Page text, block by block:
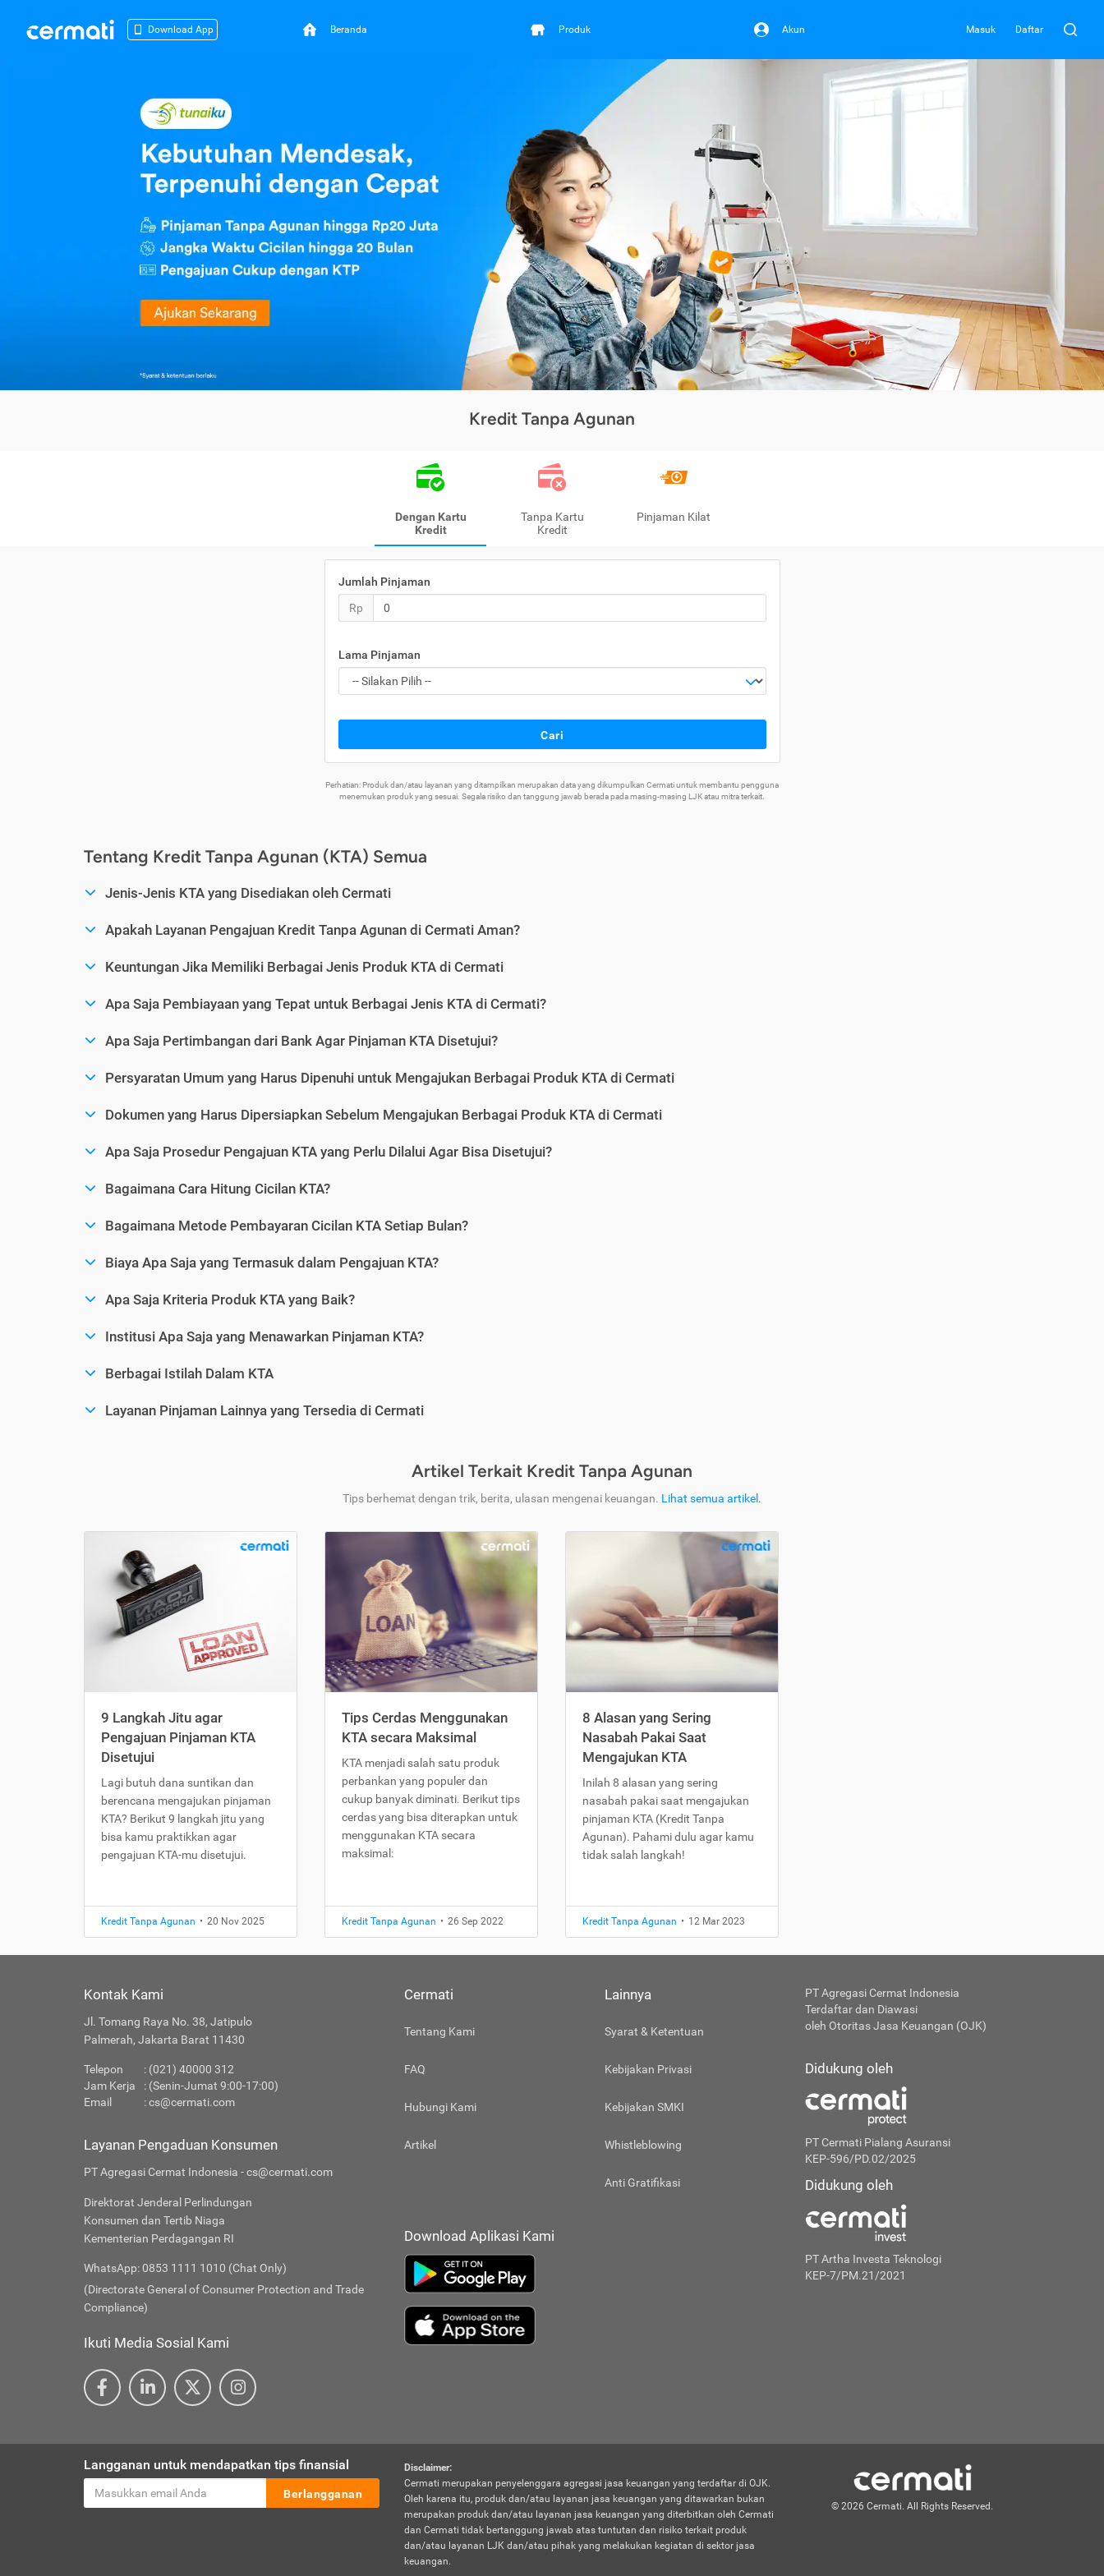
Download App Beranda Produk Akun Masuk Daftar
Kredit Tanpa Agunan
Dengan Kartu
Kredit
Tanpa Kartu
Kredit
Pinjaman Kilat
Jumlah Pinjaman
Rp
Lama Pinjaman
Cari
Perhatian: Produk dan/atau layanan yang ditampilkan merupakan data yang dikumpulkan Cermati untuk membantu pengguna
menemukan produk yang sesuai. Segala risiko dan tanggung jawab berada pada masing-masing LJK atau mitra terkait.
Tentang Kredit Tanpa Agunan (KTA) Semua
Jenis-Jenis KTA yang Disediakan oleh Cermati
Apakah Layanan Pengajuan Kredit Tanpa Agunan di Cermati Aman?
Keuntungan Jika Memiliki Berbagai Jenis Produk KTA di Cermati
Apa Saja Pembiayaan yang Tepat untuk Berbagai Jenis KTA di Cermati?
Apa Saja Pertimbangan dari Bank Agar Pinjaman KTA Disetujui?
Persyaratan Umum yang Harus Dipenuhi untuk Mengajukan Berbagai Produk KTA di Cermati
Dokumen yang Harus Dipersiapkan Sebelum Mengajukan Berbagai Produk KTA di Cermati
Apa Saja Prosedur Pengajuan KTA yang Perlu Dilalui Agar Bisa Disetujui?
Bagaimana Cara Hitung Cicilan KTA?
Bagaimana Metode Pembayaran Cicilan KTA Setiap Bulan?
Biaya Apa Saja yang Termasuk dalam Pengajuan KTA?
Apa Saja Kriteria Produk KTA yang Baik?
Institusi Apa Saja yang Menawarkan Pinjaman KTA?
Berbagai Istilah Dalam KTA
Layanan Pinjaman Lainnya yang Tersedia di Cermati
Artikel Terkait Kredit Tanpa Agunan
Tips berhemat dengan trik, berita, ulasan mengenai keuangan. Lihat semua artikel .
9 Langkah Jitu agar
Pengajuan Pinjaman KTA
Disetujui
Lagi butuh dana suntikan dan
berencana mengajukan pinjaman
KTA? Berikut 9 langkah jitu yang
bisa kamu praktikkan agar
pengajuan KTA-mu disetujui.
Kredit Tanpa Agunan • 20 Nov 2025
Tips Cerdas Menggunakan
KTA secara Maksimal
KTA menjadi salah satu produk
perbankan yang populer dan
cukup banyak diminati. Berikut tips
cerdas yang bisa diterapkan untuk
menggunakan KTA secara
maksimal:
Kredit Tanpa Agunan • 26 Sep 2022
8 Alasan yang Sering
Nasabah Pakai Saat
Mengajukan KTA
Inilah 8 alasan yang sering
nasabah pakai saat mengajukan
pinjaman KTA (Kredit Tanpa
Agunan). Pahami dulu agar kamu
tidak salah langkah!
Kredit Tanpa Agunan • 12 Mar 2023
Kontak Kami
Jl. Tomang Raya No. 38, Jatipulo
Palmerah, Jakarta Barat 11430
Telepon
: (021) 40000 312
Jam Kerja
: (Senin-Jumat 9:00-17:00)
Email
:cs@cermati.com
Layanan Pengaduan Konsumen
PT Agregasi Cermat Indonesia - cs@cermati.com
Direktorat Jenderal Perlindungan
Konsumen dan Tertib Niaga
Kementerian Perdagangan RI
WhatsApp: 0853 1111 1010 (Chat Only)
(Directorate General of Consumer Protection and Trade
Compliance)
Ikuti Media Sosial Kami
Cermati
Tentang Kami
FAQ
Hubungi Kami
Artikel
Lainnya
Syarat & Ketentuan
Kebijakan Privasi
Kebijakan SMKI
Whistleblowing
Anti Gratifikasi
Download Aplikasi Kami
PT Agregasi Cermat Indonesia
Terdaftar dan Diawasi
oleh Otoritas Jasa Keuangan (OJK)
Didukung oleh
PT Cermati Pialang Asuransi
KEP-596/PD.02/2025
Didukung oleh
PT Artha Investa Teknologi
KEP-7/PM.21/2021
Langganan untuk mendapatkan tips finansial
Berlangganan
Disclaimer:
Cermati merupakan penyelenggara agregasi jasa keuangan yang terdaftar di OJK.
Oleh karena itu, produk dan/atau layanan jasa keuangan yang ditawarkan bukan
merupakan produk dan/atau layanan jasa keuangan yang diterbitkan oleh Cermati
dan Cermati tidak bertanggung jawab atas tuntutan dan risiko terkait produk
dan/atau layanan LJK dan/atau pihak yang melakukan kegiatan di sektor jasa
keuangan.
© 2026 Cermati. All Rights Reserved.